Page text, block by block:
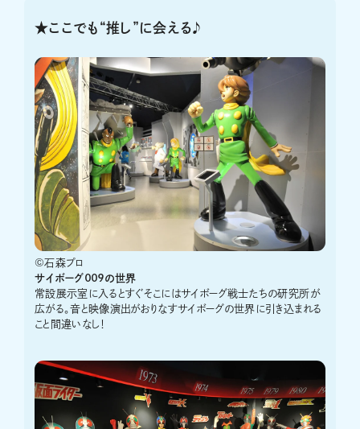
★ここでも“推し”に会える♪
©石森プロ
サイボーグ００９の世界
常設展示室に入るとすぐそこにはサイボーグ戦士たちの研究所が
広がる。音と映像演出がおりなすサイボーグの世界に引き込まれる
こと間違いなし！